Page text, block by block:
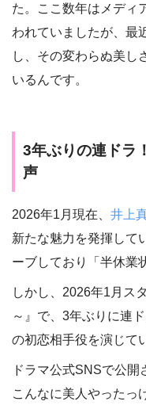
た。ここ数年はメディ
われていましたが、最
し、その変わらぬ美し
いるんです。
3年ぶりの連ドラ
声
2026年1月現在、 井上
新たな魅力を発揮して
ーブしており「半休業
しかし、2026年1月ス
～』で、3年ぶりに連
の初恋相手役を演じて
ドラマ公式SNSで公開
こんなに美人やったっ